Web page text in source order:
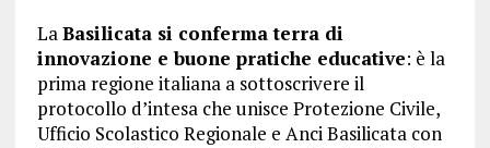
LaBasilicata si conferma terra di
innovazione e buone pratiche educative: è la
prima regione italiana a sottoscrivere il
protocollo d’intesa che unisce Protezione Civile,
Ufficio Scolastico Regionale e Anci Basilicata con